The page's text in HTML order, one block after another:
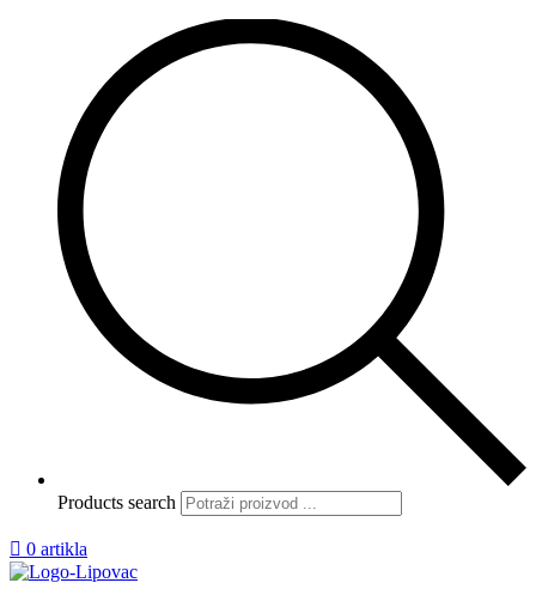
Products search
 0 artikla